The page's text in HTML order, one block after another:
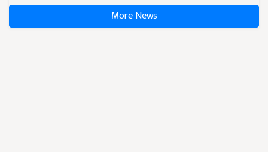
More News